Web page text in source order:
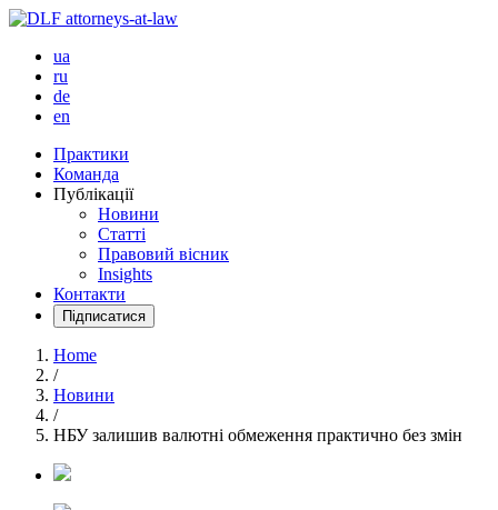
ua
ru
de
en
Практики
Команда
Публікації
Новини
Статті
Правовий вісник
Insights
Контакти
Підписатися
Home
/
Новини
/
НБУ залишив валютні обмеження практично без змін